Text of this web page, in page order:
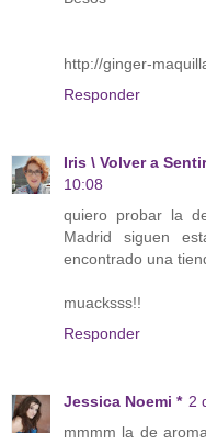
http://ginger-
Responder
Iris \ Volver a
10:08
quiero probar la
Madrid siguen
encontrado una
muacksss!!
Responder
Jessica Noemi * 2
mmmm la de